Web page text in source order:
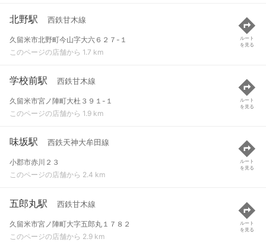
北野駅 西鉄甘木線
久留米市北野町今山字大六６２７-１
このページの店舗から 1.7 km
ルート
を見る
学校前駅 西鉄甘木線
久留米市宮ノ陣町大杜３９１-１
このページの店舗から 1.9 km
ルート
を見る
味坂駅 西鉄天神大牟田線
小郡市赤川２３
このページの店舗から 2.4 km
ルート
を見る
五郎丸駅 西鉄甘木線
久留米市宮ノ陣町大字五郎丸１７８２
このページの店舗から 2.9 km
ルート
を見る